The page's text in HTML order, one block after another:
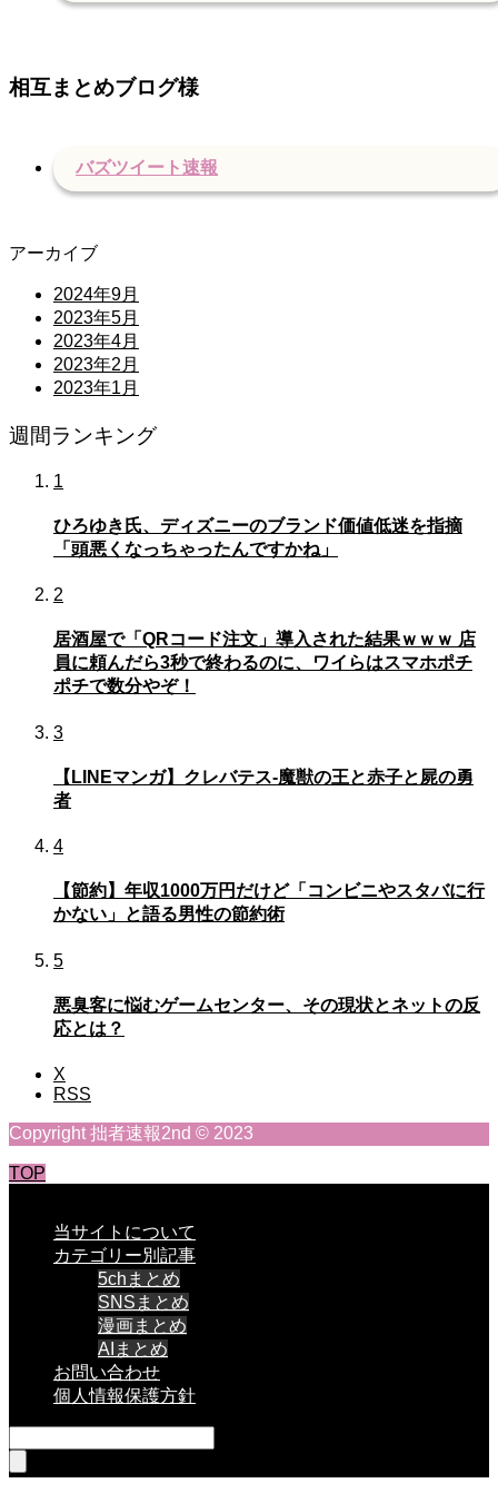
相互まとめブログ様
バズツイート速報
アーカイブ
2024年9月
2023年5月
2023年4月
2023年2月
2023年1月
週間ランキング
1
ひろゆき氏、ディズニーのブランド価値低迷を指摘
「頭悪くなっちゃったんですかね」
2
居酒屋で「QRコード注文」導入された結果ｗｗｗ 店
員に頼んだら3秒で終わるのに、ワイらはスマホポチ
ポチで数分やぞ！
3
【LINEマンガ】クレバテス-魔獣の王と赤子と屍の勇
者
4
【節約】年収1000万円だけど「コンビニやスタバに行
かない」と語る男性の節約術
5
悪臭客に悩むゲームセンター、その現状とネットの反
応とは？
X
RSS
Copyright 拙者速報2nd © 2023
TOP
当サイトについて
カテゴリー別記事
5chまとめ
SNSまとめ
漫画まとめ
AIまとめ
お問い合わせ
個人情報保護方針